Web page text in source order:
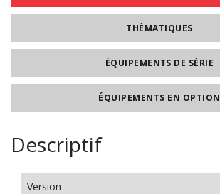
THÉMATIQUES
ÉQUIPEMENTS DE SÉRIE
ÉQUIPEMENTS EN OPTION
Descriptif
Version